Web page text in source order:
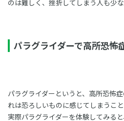
のは難しく、挫折してしまう人も少な
パラグライダーで高所恐怖
パラグライダーというと、高所恐怖
れは恐ろしいものに感じてしまうこと
実際パラグライダーを体験してみる